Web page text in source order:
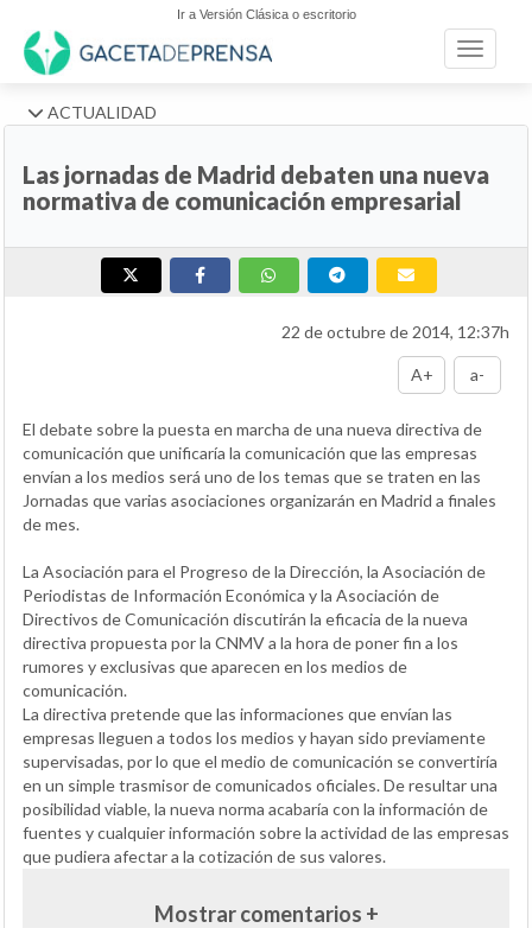
Ir a Versión Clásica o escritorio
Toggle
ACTUALIDAD
Las jornadas de Madrid debaten una nueva
normativa de comunicación empresarial
22 de octubre de 2014, 12:37h
A+ a-
El debate sobre la puesta en marcha de una nueva directiva de
comunicación que unificaría la comunicación que las empresas
envían a los medios será uno de los temas que se traten en las
Jornadas que varias asociaciones organizarán en Madrid a finales
de mes.
La Asociación para el Progreso de la Dirección, la Asociación de
Periodistas de Información Económica y la Asociación de
Directivos de Comunicación discutirán la eficacia de la nueva
directiva propuesta por la CNMV a la hora de poner fin a los
rumores y exclusivas que aparecen en los medios de
comunicación.
La directiva pretende que las informaciones que envían las
empresas lleguen a todos los medios y hayan sido previamente
supervisadas, por lo que el medio de comunicación se convertiría
en un simple trasmisor de comunicados oficiales. De resultar una
posibilidad viable, la nueva norma acabaría con la información de
fuentes y cualquier información sobre la actividad de las empresas
que pudiera afectar a la cotización de sus valores.
Mostrar comentarios +